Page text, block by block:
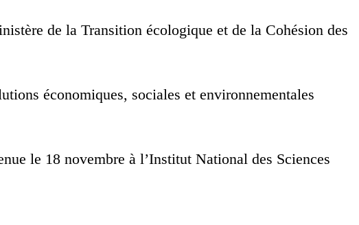
de la Transition écologique et de la Cohésion des
économiques, sociales et environnementales
le 18 novembre à l’Institut National des Sciences